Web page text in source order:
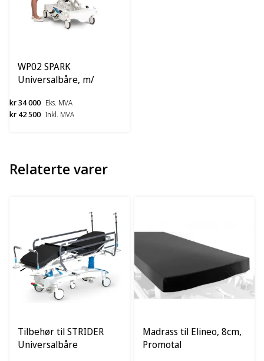
WP02 SPARK
Universalbåre, m/
kr 34 000 Eks. MVA
kr 42 500 Inkl. MVA
Relaterte varer
Tilbehør til STRIDER
Universalbåre
Madrass til Elineo, 8cm,
Promotal